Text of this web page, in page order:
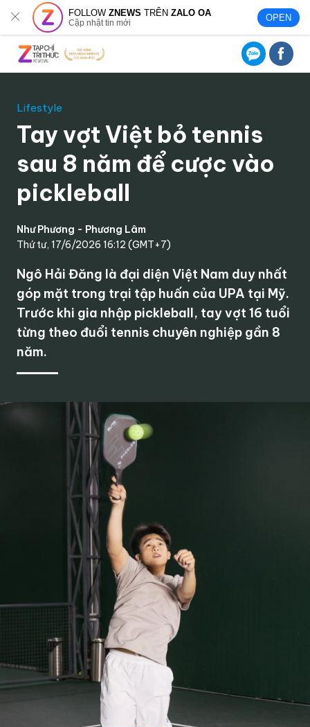
FOLLOWZNEWS TRÊNZALO OA
Cập nhật tin mới OPEN
Lifestyle
Tay vợt Việt bỏ tennis
sau 8 năm để cược vào
pickleball
Như Phương - Phương Lâm
Thứ tư, 17/6/2026 16:12 (GMT+7)
Ngô Hải Đăng là đại diện Việt Nam duy nhất
góp mặt trong trại tập huấn của UPA tại Mỹ.
Trước khi gia nhập pickleball, tay vợt 16 tuổi
từng theo đuổi tennis chuyên nghiệp gần 8
năm.